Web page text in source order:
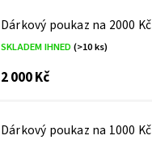
Dárkový poukaz na 2000 Kč
SKLADEM IHNED (>10 ks)
2 000 Kč
Dárkový poukaz na 1000 Kč